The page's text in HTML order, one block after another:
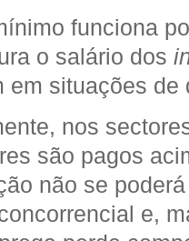
funciona
o salário dos 
em situações
nos
são pagos
não se
e,